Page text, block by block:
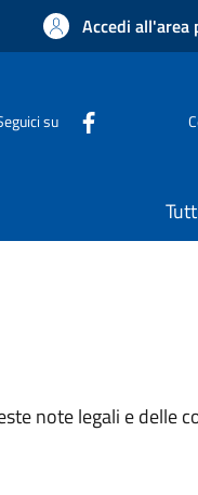
Accedi all'area
su
note legali e delle